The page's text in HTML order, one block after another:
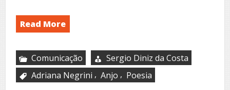
Read More
Comunicação
Sergio Diniz da Costa
Adriana Negrini , Anjo , Poesia